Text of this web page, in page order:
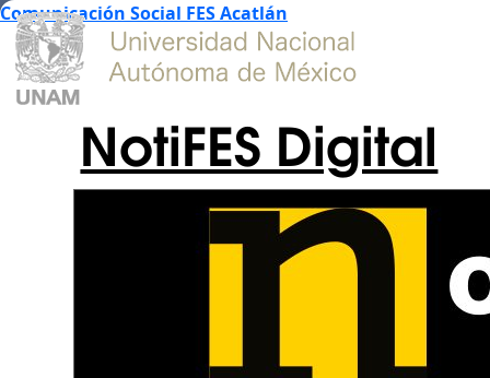
Comunicación Social FES Acatlán
NotiFES Digital